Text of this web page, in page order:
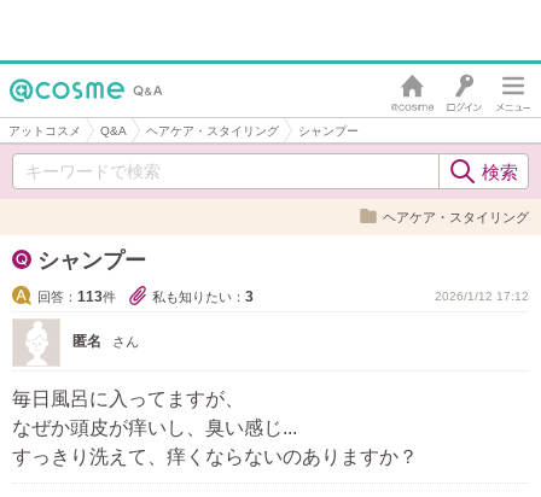
アットコスメ Q&A ヘアケア・スタイリング シャンプー
ヘアケア・スタイリング
シャンプー
回答： 113件 私も知りたい： 3 2026/1/12 17:12
匿名 さん
毎日風呂に入ってますが、
なぜか頭皮が痒いし、臭い感じ...
すっきり洗えて、痒くならないのありますか？